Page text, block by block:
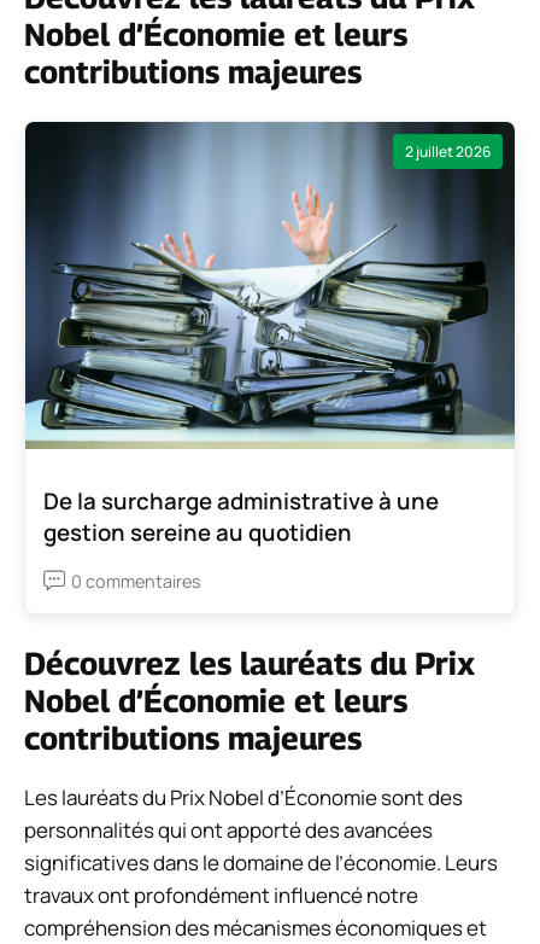
Nobel d’Économie et leurs
contributions majeures
2 juillet 2026
De la surcharge administrative à une
gestion sereine au quotidien
0 commentaires
Découvrez les lauréats du Prix
Nobel d’Économie et leurs
contributions majeures
Les lauréats du Prix Nobel d’Économie sont des
personnalités qui ont apporté des avancées
significatives dans le domaine de l’économie. Leurs
travaux ont profondément influencé notre
compréhension des mécanismes économiques et